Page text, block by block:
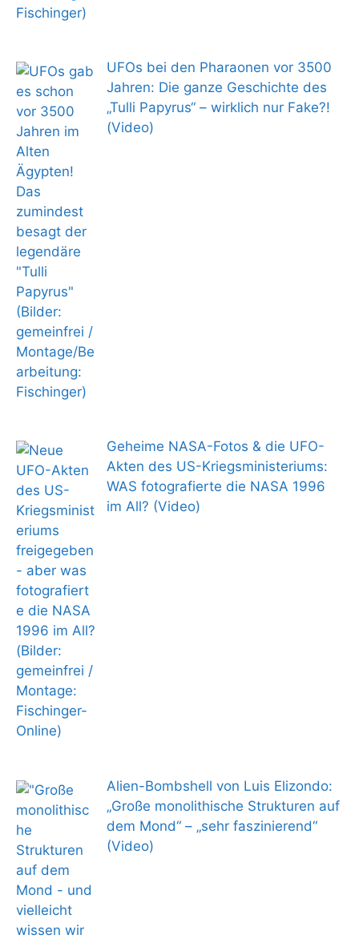
UFOs bei den Pharaonen vor 3500
Jahren: Die ganze Geschichte des
„Tulli Papyrus“ – wirklich nur Fake?!
(Video)
Geheime NASA-Fotos & die UFO-
Akten des US-Kriegsministeriums:
WAS fotografierte die NASA 1996
im All? (Video)
Alien-Bombshell von Luis Elizondo:
„Große monolithische Strukturen auf
dem Mond“ – „sehr faszinierend“
(Video)